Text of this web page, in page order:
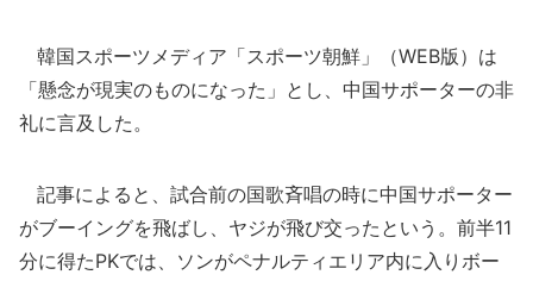
韓国スポーツメディア「スポーツ朝鮮」（WEB版）は
「懸念が現実のものになった」とし、中国サポーターの非
礼に言及した。
記事によると、試合前の国歌斉唱の時に中国サポーター
がブーイングを飛ばし、ヤジが飛び交ったという。前半11
分に得たPKでは、ソンがペナルティエリア内に入りボー